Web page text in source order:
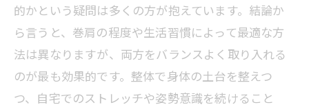
的かという疑問は多くの方が抱えています。結論か
ら言うと、巻肩の程度や生活習慣によって最適な方
法は異なりますが、両方をバランスよく取り入れる
のが最も効果的です。整体で身体の土台を整えつ
つ、自宅でのストレッチや姿勢意識を続けること